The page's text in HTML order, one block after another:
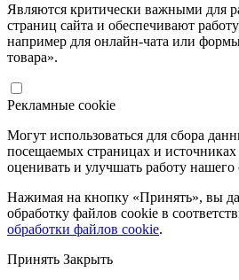
Являются критически важными для
страниц сайта и обеспечивают
например для онлайн-чата или
товара».
Рекламные cookie
Могут использоваться для сбора
посещаемых страницах и
оценивать и улучшать работу нашего
Нажимая на кнопку «Принять», вы
обработку файлов cookie в
обработки файлов cookie.
Принять Закрыть